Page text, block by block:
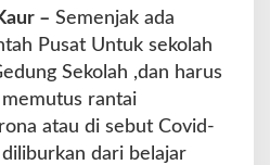
– Semenjak ada
Pusat Untuk sekolah
Sekolah ,dan harus
rantai
atau di sebut Covid-
diliburkan dari belajar